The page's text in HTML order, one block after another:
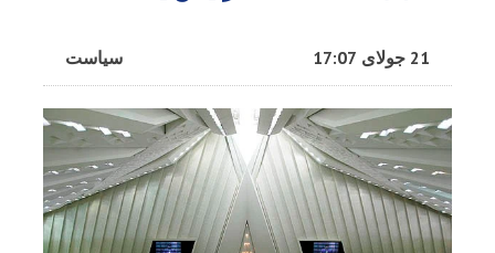
سیاست 21 جولای 17:07